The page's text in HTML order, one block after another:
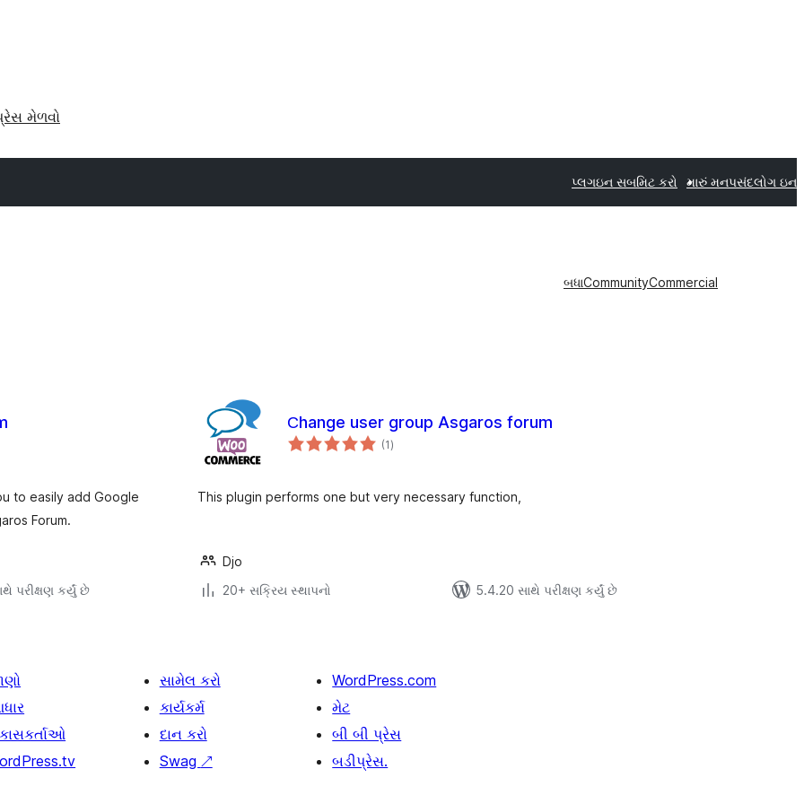
મેળવો
પ્લગઇન સબમિટ કરો મારું મનપસંદલોગ ઇન
બધાCommunityCommercial
to easily add Google
Forum.
પરીક્ષણ કર્યું છે
Сhange user group Asgaros forum
(1કુલ
રેટિંગ્સ
)
This plugin performs one but very necessary function,
Djo
20+ સક્રિય સ્થાપનો
5.4.20 સાથે પરીક્ષણ કર્યું છે
સામેલ કરો
કાર્યકર્મ
દાન કરો
Swag ↗
WordPress.com
મેટ
બી બી પ્રેસ
બડીપ્રેસ.